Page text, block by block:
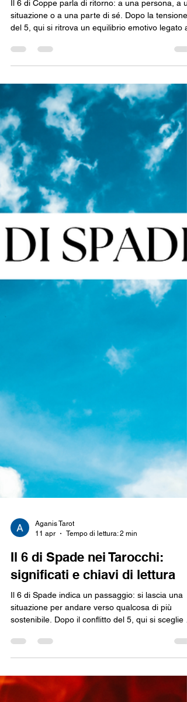
Il 6 di Coppe nei Tarocchi:
significati e chiavi di lettura
Il 6 di Coppe parla di ritorno: a una persona, a
situazione o a una parte di sé. Dopo la tensione
passato. Può indicare nostalgia, legami profondi,
semplicità e affetto sincero. In una stesa segnala
qualcosa di familiare e significativo, che può
nutrire ma anche trattenere.
Aganis Tarot
11 apr
Tempo di lettura: 2 min
situazione per andare verso qualcosa di più
sostenibile. Dopo il conflitto del 5, qui si sceglie di